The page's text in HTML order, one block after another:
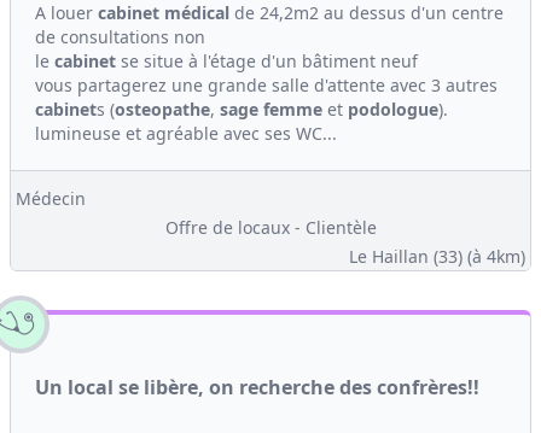
A louer cabinet médical de 24,2m2 au dessus d'un centre
de consultations non
le cabinet se situe à l'étage d'un bâtiment neuf
vous partagerez une grande salle d'attente avec 3 autres
cabinets (osteopathe, sage femme et podologue).
lumineuse et agréable avec ses WC...
Médecin
Offre de locaux - Clientèle
Le Haillan (33) (à 4km)
Un local se libère, on recherche des confrères!!